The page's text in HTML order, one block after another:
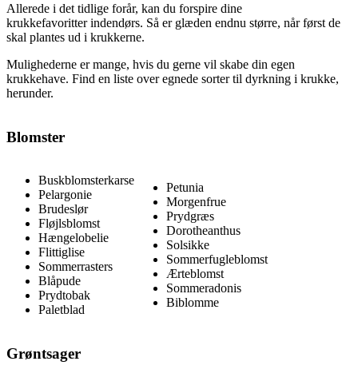
Allerede i det tidlige forår, kan du forspire dine
krukkefavoritterindendørs. Så er glæden endnu større, når først de
skal plantes ud i krukkerne.
Mulighederne er mange, hvis du gerne vil skabe din egen
krukkehave. Find en liste over egnede sorter til dyrkning i krukke,
herunder.
Blomster
Buskblomsterkarse
Pelargonie
Brudeslør
Fløjlsblomst
Hængelobelie
Flittiglise
Sommerrasters
Blåpude
Prydtobak
Paletblad
Petunia
Morgenfrue
Prydgræs
Dorotheanthus
Solsikke
Sommerfugleblomst
Ærteblomst
Sommeradonis
Biblomme
Grøntsager